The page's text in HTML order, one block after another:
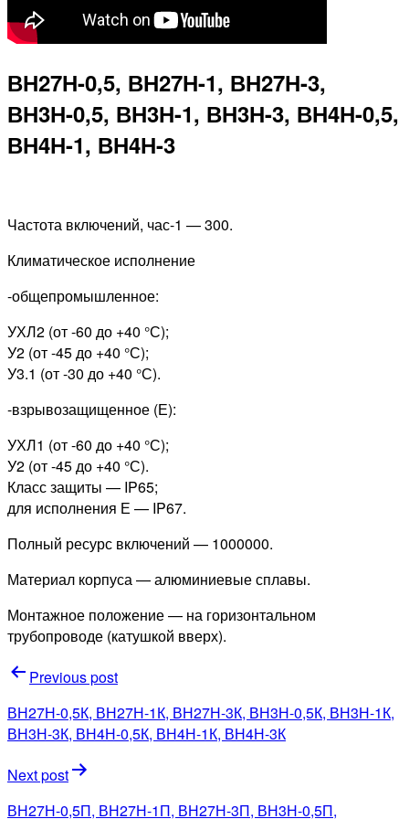
ВН27Н-0,5, ВН27Н-1, ВН27Н-3,
ВН3Н-0,5, ВН3Н-1, ВН3Н-3, ВН4Н-0,5,
ВН4Н-1, ВН4Н-3
Частота включений, час-1 — 300.
Климатическое исполнение
-общепромышленное:
УХЛ2 (от -60 до +40 °С);
У2 (от -45 до +40 °С);
У3.1 (от -30 до +40 °С).
-взрывозащищенное (Е):
УХЛ1 (от -60 до +40 °С);
У2 (от -45 до +40 °С).
Класс защиты — IP65;
для исполнения Е — IP67.
Полный ресурс включений — 1000000.
Материал корпуса — алюминиевые сплавы.
Монтажное положение — на горизонтальном
трубопроводе (катушкой вверх).
Навигация
по
записям
Previous post
ВН27Н-0,5К, ВН27Н-1К, ВН27Н-3К, ВН3Н-0,5К, ВН3Н-1К,
ВН3Н-3К, ВН4Н-0,5К, ВН4Н-1К, ВН4Н-3К
Next post
ВН27Н-0,5П, ВН27Н-1П, ВН27Н-3П, ВН3Н-0,5П,